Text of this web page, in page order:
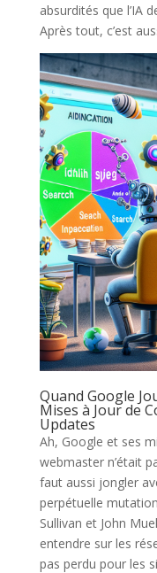
absurdités que l’IA
Après tout, c’est
Quand Google
Mises à Jour de
Updates
Ah, Google et ses
webmaster n’était
faut aussi jongler
perpétuelle
Sullivan et John
entendre sur les
pas perdu pour les